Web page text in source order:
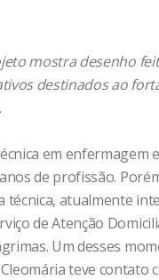
mostra desenho
destinados ao
em enfermagem
de profissão.
técnica, atualmente
de Atenção
Um desses
teve contato